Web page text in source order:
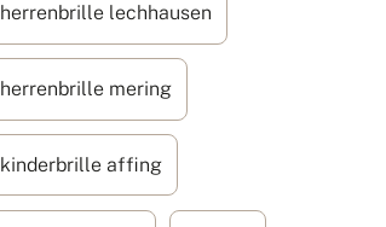
herrenbrille lechhausen
herrenbrille mering
kinderbrille affing